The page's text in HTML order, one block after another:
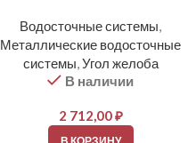
Водосточные системы,
Металлические водосточные
системы,Угол желоба
В наличии
2 712,00₽